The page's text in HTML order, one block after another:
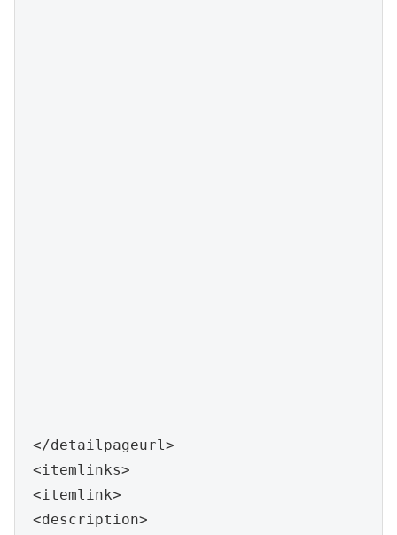
</detailpageurl>
<itemlinks>
<itemlink>
<description>